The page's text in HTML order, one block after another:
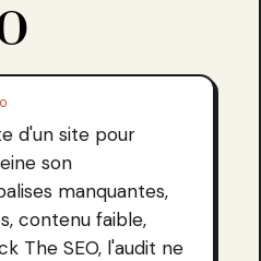
d'un site pour
son
manquantes,
contenu faible,
The SEO, l'audit ne